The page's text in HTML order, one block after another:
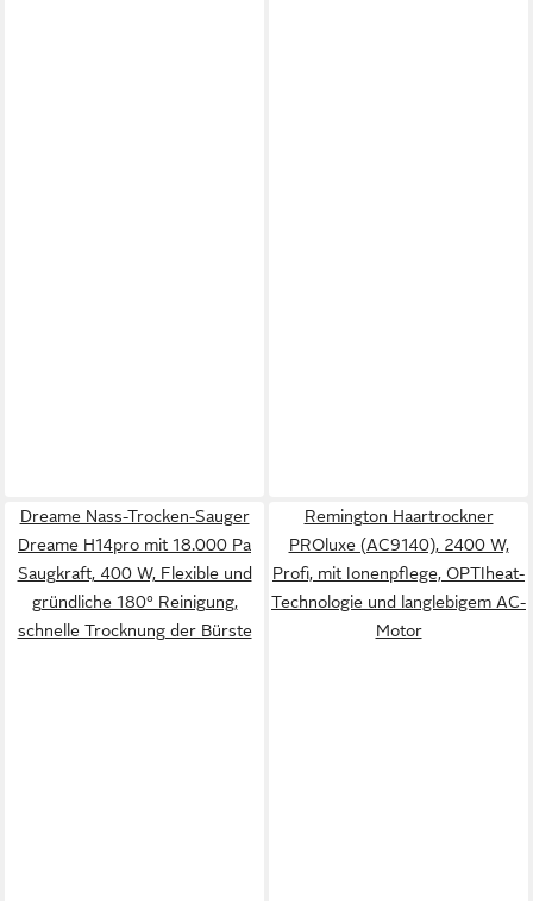
Dreame Nass-Trocken-Sauger
Dreame H14pro mit 18.000 Pa
Saugkraft, 400 W, Flexible und
gründliche 180° Reinigung,
schnelle Trocknung der Bürste
Remington Haartrockner
PROluxe (AC9140), 2400 W,
Profi, mit Ionenpflege, OPTIheat-
Technologie und langlebigem AC-
Motor